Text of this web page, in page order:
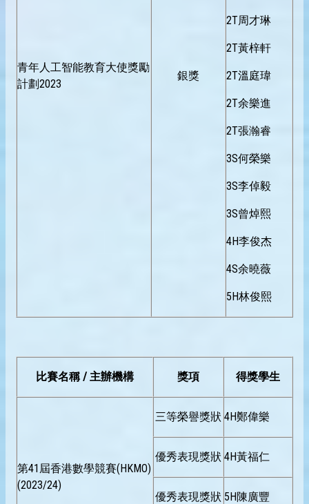
青年人工智能教育大使獎勵
計劃2023
銀獎
2T周才琳
2T黃梓軒
2T溫庭瑋
2T余樂進
2T張瀚睿
3S何榮樂
3S李倬毅
3S曾焯熙
4H李俊杰
4S余曉薇
5H林俊熙
比賽名稱 / 主辦機構 獎項 得獎學生
第41屆香港數學競賽(HKMO)
(2023/24)
三等榮譽獎狀 4H鄭偉樂
優秀表現獎狀 4H黃福仁
優秀表現獎狀 5H陳廣豐